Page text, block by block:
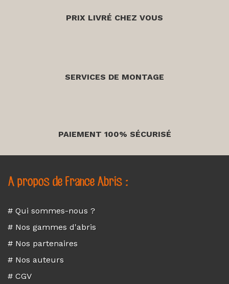
PRIX LIVRÉ CHEZ VOUS
SERVICES DE MONTAGE
PAIEMENT 100% SÉCURISÉ
A propos de France Abris :
# Qui sommes-nous ?
# Nos gammes d'abris
# Nos partenaires
# Nos auteurs
# CGV